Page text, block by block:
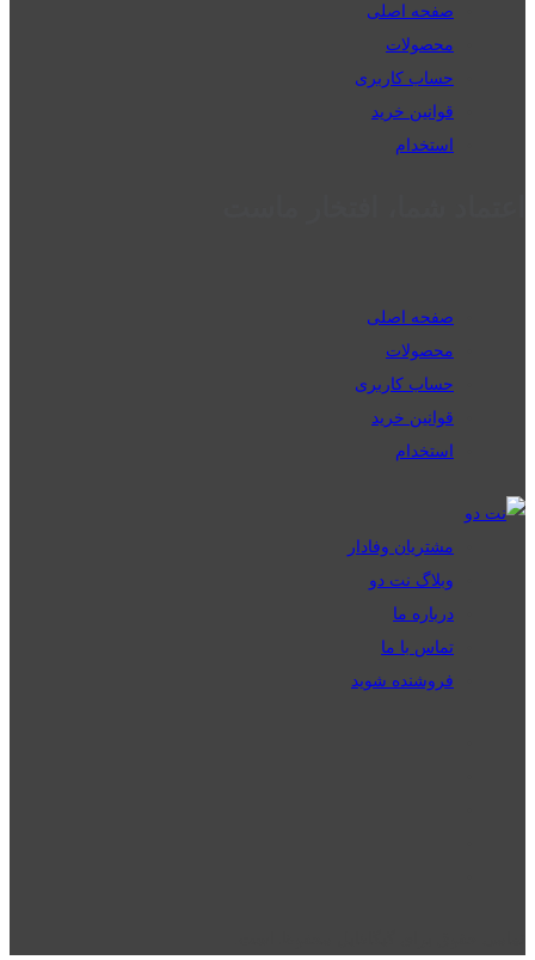
صفحه اصلی
محصولات
حساب کاربری
قوانین خرید
استخدام
صفحه اصلی
محصولات
حساب کاربری
قوانین خرید
استخدام
مشتریان وفادار
وبلاگ نت دو
درباره ما
تماس با ما
فروشنده شوید